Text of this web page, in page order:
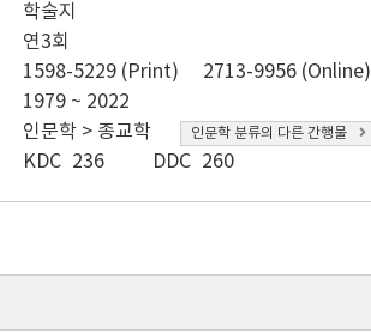
학술지
연3회
1598-5229 (Print)
2713-9956 (Online)
1979 ~ 2022
인문학 > 종교학 인문학 분류의 다른 간행물
KDC 236 DDC 260